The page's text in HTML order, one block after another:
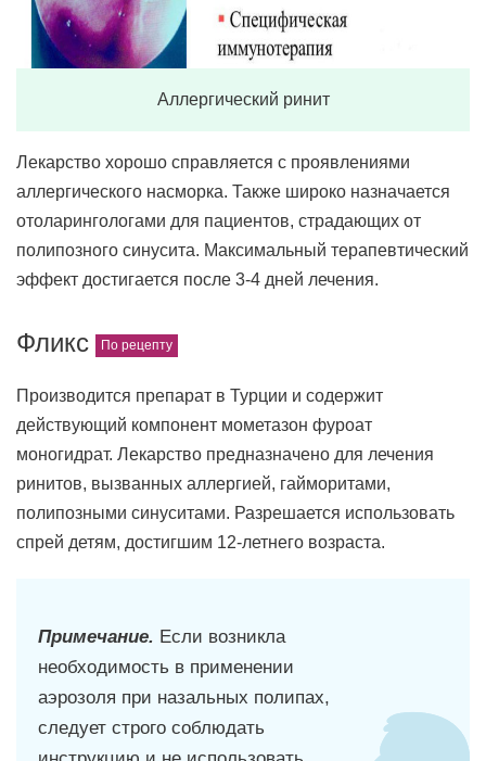
Аллергический ринит
Лекарство хорошо справляется с проявлениями
аллергического насморка. Также широко назначается
отоларингологами для пациентов, страдающих от
полипозного синусита. Максимальный терапевтический
эффект достигается после 3-4 дней лечения.
Фликс
Производится препарат в Турции и содержит
действующий компонент мометазон фуроат
моногидрат. Лекарство предназначено для лечения
ринитов, вызванных аллергией, гайморитами,
полипозными синуситами. Разрешается использовать
спрей детям, достигшим 12-летнего возраста.
Примечание. Если возникла
необходимость в применении
аэрозоля при назальных полипах,
следует строго соблюдать